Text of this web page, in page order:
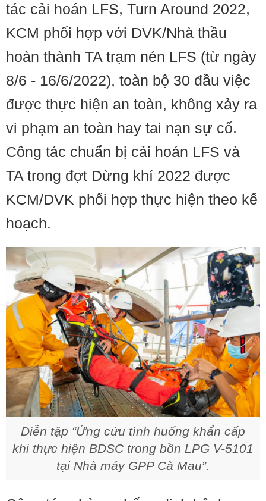
tác cải hoán LFS, Turn Around 2022,
KCM phối hợp với DVK/Nhà thầu
hoàn thành TA trạm nén LFS (từ ngày
8/6 - 16/6/2022), toàn bộ 30 đầu việc
được thực hiện an toàn, không xảy ra
vi phạm an toàn hay tai nạn sự cố.
Công tác chuẩn bị cải hoán LFS và
TA trong đợt Dừng khí 2022 được
KCM/DVK phối hợp thực hiện theo kế
hoạch.
Diễn tập “Ứng cứu tình huống khẩn cấp
khi thực hiện BDSC trong bồn LPG V-5101
tại Nhà máy GPP Cà Mau”.